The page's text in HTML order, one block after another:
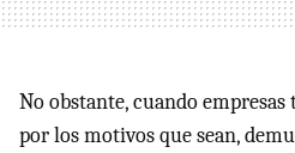
No obstante, cuando
por los motivos que sean,